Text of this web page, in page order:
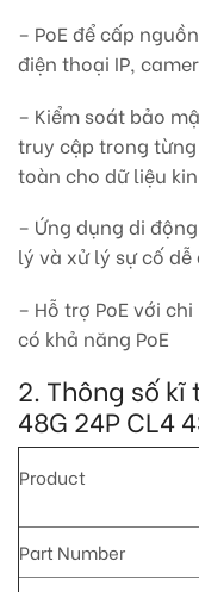
– PoE để cấp
điện thoại IP,
– Kiểm soát bảo
truy cập trong
toàn cho dữ liệu
– Ứng dụng di
lý và xử lý sự cố dễ
– Hỗ trợ PoE với
có khả năng PoE
2. Thông số
48G 24P CL4
Product
Part Number